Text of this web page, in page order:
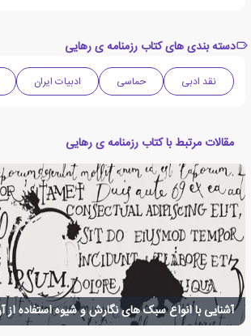
دسته بندی های کتاب رزمنامه ی رهایی
نقد ادبی حماسی ادبیات ایران
مقالات مرتبط با کتاب رزمنامه ی رهایی
آشنایی با انواع سبک های نگارش و شیوه استفاده از